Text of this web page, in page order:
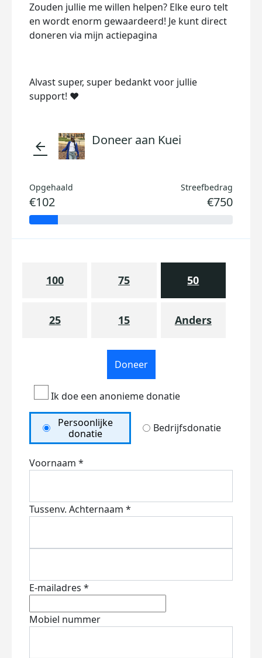
Zouden jullie me willen helpen? Elke euro telt
en wordt enorm gewaardeerd! Je kunt direct
doneren via mijn actiepagina
Alvast super, super bedankt voor jullie
support! ❤️
arrow_back Doneer aan Kuei
Opgehaald
€102
Streefbedrag
€750
100 75 50
25 15 Anders
Doneer
Ik doe een anonieme donatie
Persoonlijke
donatie
Bedrijfsdonatie
Voornaam *
Tussenv. Achternaam *
E-mailadres *
Mobiel nummer